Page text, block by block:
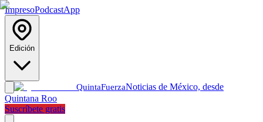
ImpresoPodcastApp
Edición
QuintaFuerzaNoticias de México, desde
Quintana Roo
Suscríbete gratis